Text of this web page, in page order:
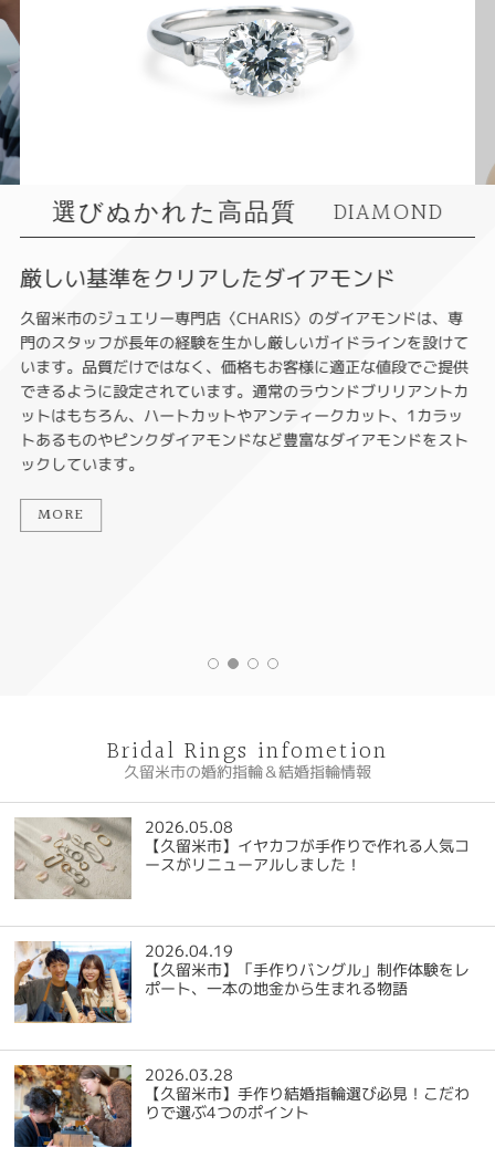
選びぬかれた高品質 DIAMOND
厳しい基準をクリアしたダイアモンド
久留米市のジュエリー専門店〈CHARIS〉のダイアモンドは、専
門のスタッフが長年の経験を生かし厳しいガイドラインを設けて
います。品質だけではなく、価格もお客様に適正な値段でご提供
できるように設定されています。通常のラウンドブリリアントカ
ットはもちろん、ハートカットやアンティークカット、1カラッ
トあるものやピンクダイアモンドなど豊富なダイアモンドをスト
ックしています。
MORE
Bridal Rings infometion
久留米市の婚約指輪＆結婚指輪情報
2026.05.08
【久留米市】イヤカフが手作りで作れる人気コ
ースがリニューアルしました！
2026.04.19
【久留米市】「手作りバングル」制作体験をレ
ポート、一本の地金から生まれる物語
2026.03.28
【久留米市】手作り結婚指輪選び必見！こだわ
りで選ぶ4つのポイント